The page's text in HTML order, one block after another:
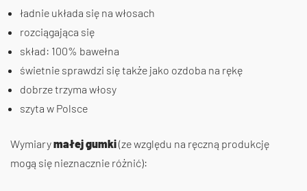
ładnie układa się na włosach
rozciągająca się
skład: 100% bawełna
świetnie sprawdzi się także jako ozdoba na rękę
dobrze trzyma włosy
szyta w Polsce
Wymiarymałej gumki(ze względu na ręczną produkcję
mogą się nieznacznie różnić):